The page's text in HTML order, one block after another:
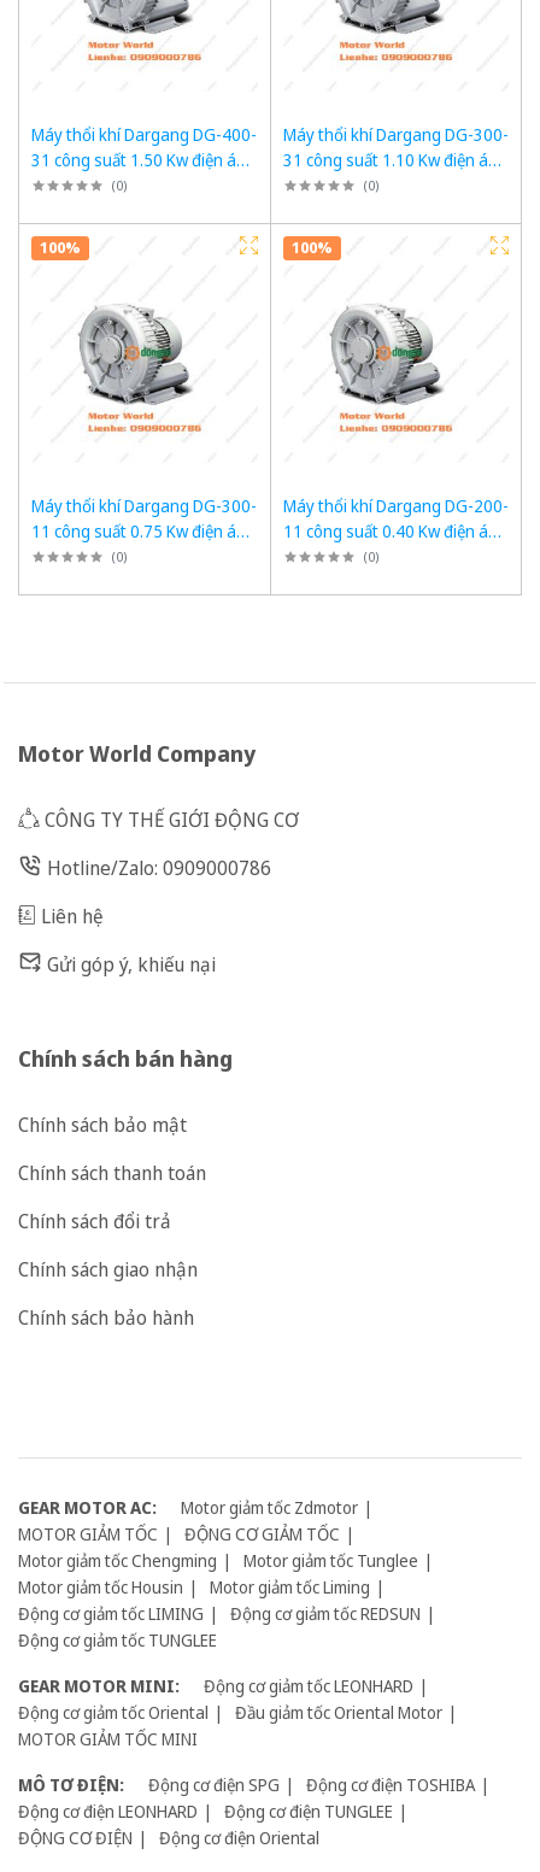
Máy thổi khí Dargang DG-400-
31 công suất 1.50 Kw điện áp
1pha 220VAC, 50Hz
(0)
Máy thổi khí Dargang DG-300-
31 công suất 1.10 Kw điện áp
1pha 220VAC, 50Hz
(0)
100%
Máy thổi khí Dargang DG-300-
11 công suất 0.75 Kw điện áp
1pha 220VAC, 50Hz
(0)
100%
Máy thổi khí Dargang DG-200-
11 công suất 0.40 Kw điện áp
1pha 220VAC, 50Hz
(0)
Motor World Company
CÔNG TY THẾ GIỚI ĐỘNG CƠ
Hotline/Zalo: 0909000786
Liên hệ
Gửi góp ý, khiếu nại
Chính sách bán hàng
Chính sách bảo mật
Chính sách thanh toán
Chính sách đổi trả
Chính sách giao nhận
Chính sách bảo hành
GEAR MOTOR AC:
Motor giảm tốc Zdmotor
MOTOR GIẢM TỐC
ĐỘNG CƠ GIẢM TỐC
Motor giảm tốc Chengming
Motor giảm tốc Tunglee
Motor giảm tốc Housin
Motor giảm tốc Liming
Động cơ giảm tốc LIMING
Động cơ giảm tốc REDSUN
Động cơ giảm tốc TUNGLEE
GEAR MOTOR MINI:
Động cơ giảm tốc LEONHARD
Động cơ giảm tốc Oriental
Đầu giảm tốc Oriental Motor
MOTOR GIẢM TỐC MINI
MÔ TƠ ĐIỆN:
Động cơ điện SPG
Động cơ điện TOSHIBA
Động cơ điện LEONHARD
Động cơ điện TUNGLEE
ĐỘNG CƠ ĐIỆN
Động cơ điện Oriental